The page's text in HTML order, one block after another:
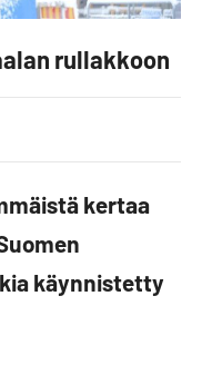
rullakkoon
kertaa
käynnistetty